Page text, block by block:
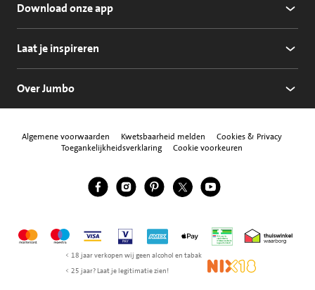
Download onze app
Laat je inspireren
Over Jumbo
Algemene voorwaarden Kwetsbaarheid melden
Cookies & Privacy
Toegankelijkheidsverklaring
Cookie voorkeuren
Volg ons
Jumbo Facebook
Jumbo Instagram
Jumbo Pinterest
Jumbo Twitter
Jumbo YouTube
MastercardMaestroVisa Vpay American Express
Apple Pay Thuiswinkel
< 18 jaar verkopen wij geen alcohol en tabak
< 25 jaar? Laat je legitimatie zien!
NIX18